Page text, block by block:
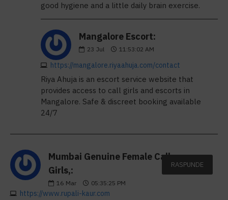
good hygiene and a little daily brain exercise.
Mangalore Escort:
23 Jul 11:53:02 AM
https://mangalore.riyaahuja.com/contact
Riya Ahuja is an escort service website that
provides access to call girls and escorts in
Mangalore. Safe & discreet booking available
24/7
Mumbai Genuine Female Call
Girls,:
16 Mar 05:35:25 PM
https://www.rupali-kaur.com
RASPUNDE